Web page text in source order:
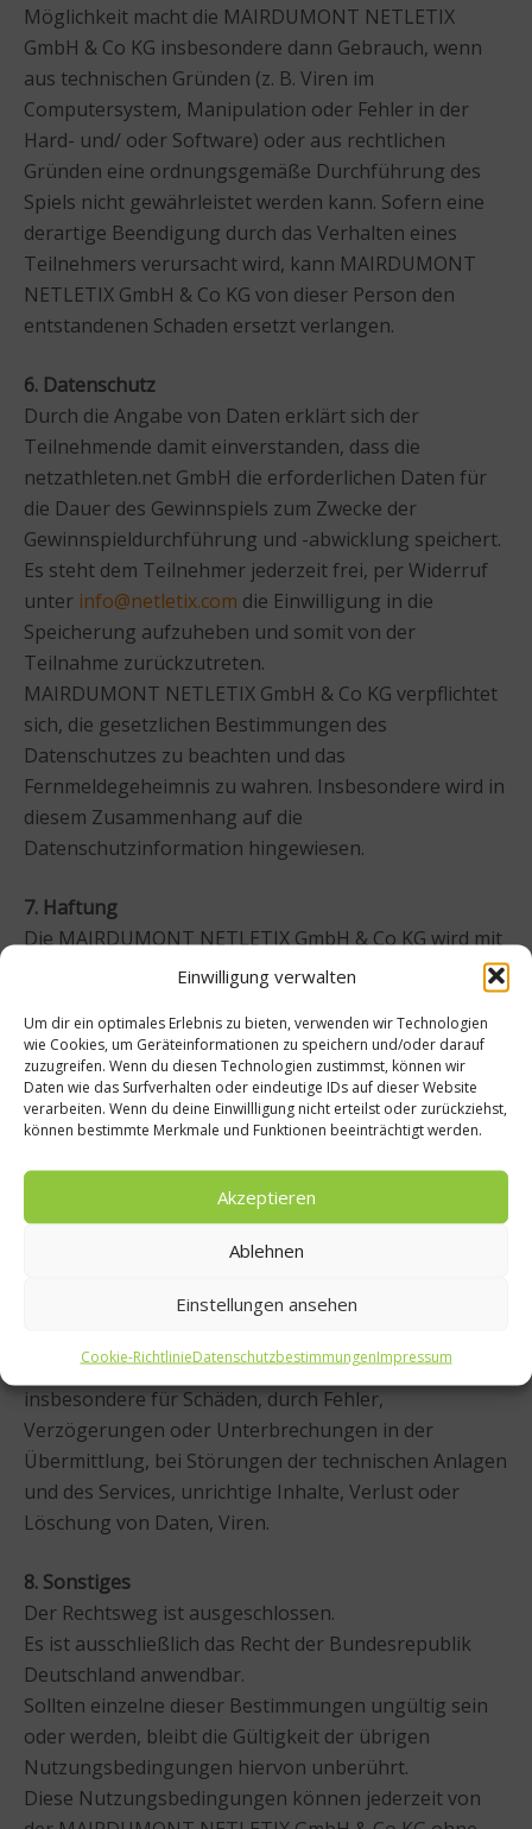
Einwilligung verwalten
Um dir ein optimales Erlebnis zu bieten, verwenden wir Technologien
wie Cookies, um Geräteinformationen zu speichern und/oder darauf
zuzugreifen. Wenn du diesen Technologien zustimmst, können wir
Daten wie das Surfverhalten oder eindeutige IDs auf dieser Website
verarbeiten. Wenn du deine Einwillligung nicht erteilst oder zurückziehst,
können bestimmte Merkmale und Funktionen beeinträchtigt werden.
Akzeptieren
Ablehnen
Einstellungen ansehen
Cookie-RichtlinieDatenschutzbestimmungenImpressum
Möglichkeit macht die MAIRDUMONT NETLETIX
GmbH & Co KG insbesondere dann Gebrauch, wenn
aus technischen Gründen (z. B. Viren im
Computersystem, Manipulation oder Fehler in der
Hard- und/ oder Software) oder aus rechtlichen
Gründen eine ordnungsgemäße Durchführung des
Spiels nicht gewährleistet werden kann. Sofern eine
derartige Beendigung durch das Verhalten eines
Teilnehmers verursacht wird, kann MAIRDUMONT
NETLETIX GmbH & Co KG von dieser Person den
entstandenen Schaden ersetzt verlangen.
6. Datenschutz
Durch die Angabe von Daten erklärt sich der
Teilnehmende damit einverstanden, dass die
netzathleten.net GmbH die erforderlichen Daten für
die Dauer des Gewinnspiels zum Zwecke der
Gewinnspieldurchführung und -abwicklung speichert.
Es steht dem Teilnehmer jederzeit frei, per Widerruf
unter info@netletix.com die Einwilligung in die
Speicherung aufzuheben und somit von der
Teilnahme zurückzutreten.
MAIRDUMONT NETLETIX GmbH & Co KG verpflichtet
sich, die gesetzlichen Bestimmungen des
Datenschutzes zu beachten und das
Fernmeldegeheimnis zu wahren. Insbesondere wird in
diesem Zusammenhang auf die
Datenschutzinformation hingewiesen.
7. Haftung
Die MAIRDUMONT NETLETIX GmbH & Co KG wird mit
der Aushändigung des Gewinns von allen
Regelungen schon ein früherer Zeitpunkt ergibt.
Für Sachmängel an dem Gewinn haftet die
MAIRDUMONT NETLETIX GmbH & Co KG nicht.
nur für Schäden, welche von MAIRDUMONT
NETLETIX GmbH & Co KG oder einem seiner
Erfüllungsgehilfen vorsätzlich oder grob fahrlässig
verursacht wurde. Dies gilt nicht für Schäden durch die
Voranstehende Haftungsbeschränkung gilt
insbesondere für Schäden, durch Fehler,
Verzögerungen oder Unterbrechungen in der
Übermittlung, bei Störungen der technischen Anlagen
und des Services, unrichtige Inhalte, Verlust oder
Löschung von Daten, Viren.
8. Sonstiges
Der Rechtsweg ist ausgeschlossen.
Es ist ausschließlich das Recht der Bundesrepublik
Deutschland anwendbar.
Sollten einzelne dieser Bestimmungen ungültig sein
oder werden, bleibt die Gültigkeit der übrigen
Nutzungsbedingungen hiervon unberührt.
Diese Nutzungsbedingungen können jederzeit von